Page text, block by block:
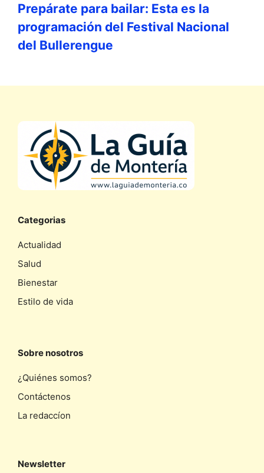
Prepárate para bailar: Esta es la
programación del Festival Nacional
del Bullerengue
Categorias
Actualidad
Salud
Bienestar
Estilo de vida
Sobre nosotros
¿Quiénes somos?
Contáctenos
La redaccíon
Newsletter